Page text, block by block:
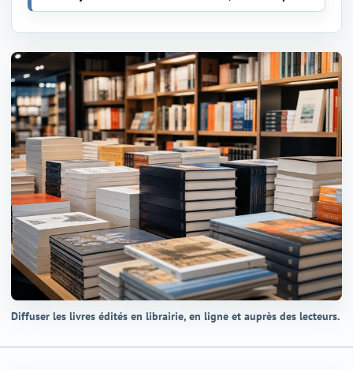
Diffuser les livres édités en librairie, en ligne et auprès des lecteurs.